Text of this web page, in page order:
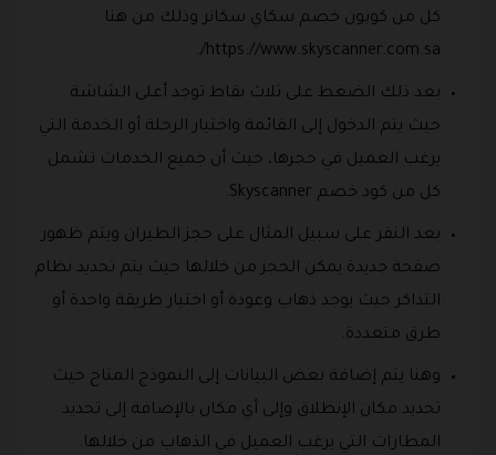
كل من كوبون خصم سكاي سكانر وذلك من هنا
https://www.skyscanner.com.sa/.
بعد ذلك الضغط على ثلاث نقاط توجد أعلى الشاشة
حيث يتم الدخول إلى القائمة واختيار الرحلة أو الخدمة التي
يرغب العميل في حجزها، حيث أن جميع الخدمات تشمل
كل من كود خصم Skyscanner.
بعد النقر على سبيل المثال على حجز الطيران ويتم ظهور
صفحة جديدة يمكن الحجز من خلالها حيث يتم تحديد نظام
التذاكر حيث يوجد ذهاب وعودة أو اختيار طريقة واحدة أو
طرق متعددة.
وهنا يتم إضافة بعض البيانات إلى النموذج المتاح حيث
تحديد مكان الإنطلاق وإلى أي مكان بالإضافة إلى تحديد
المطارات التي يرغب العميل في الذهاب من خلالها.